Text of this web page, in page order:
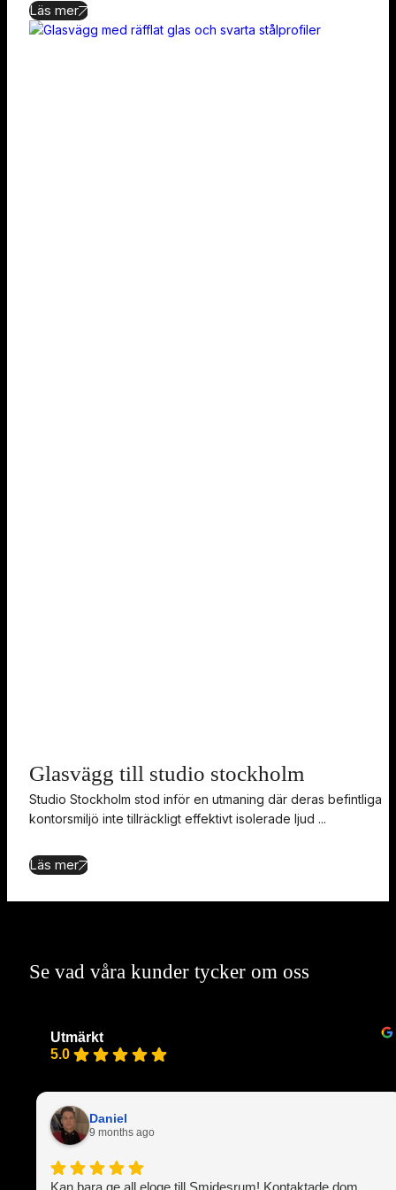
Läs mer
Glasvägg till studio stockholm
Studio Stockholm stod inför en utmaning där deras befintliga
kontorsmiljö inte tillräckligt effektivt isolerade ljud ...
Läs mer
Se vad våra kunder tycker om oss
Utmärkt
5.0
Daniel
9 months ago